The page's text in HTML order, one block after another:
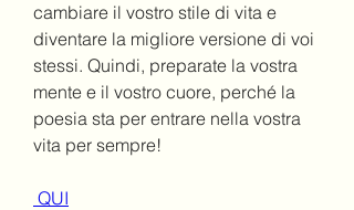
cambiare il vostro stile di vita e
diventare la migliore versione di voi
stessi. Quindi, preparate la vostra
mente e il vostro cuore, perché la
poesia sta per entrare nella vostra
vita per sempre!
QUI